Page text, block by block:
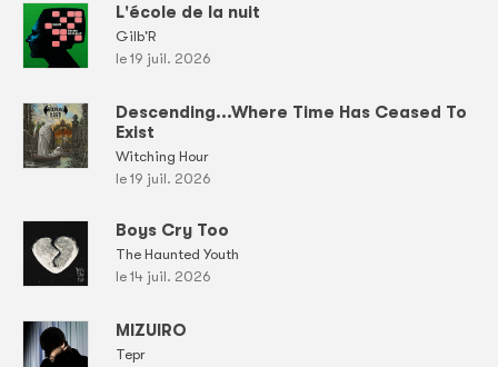
L'école de la nuit
Gilb'R
le 19 juil. 2026
Descending...Where Time Has Ceased To
Exist
Witching Hour
le 19 juil. 2026
Boys Cry Too
The Haunted Youth
le 14 juil. 2026
MIZUIRO
Tepr